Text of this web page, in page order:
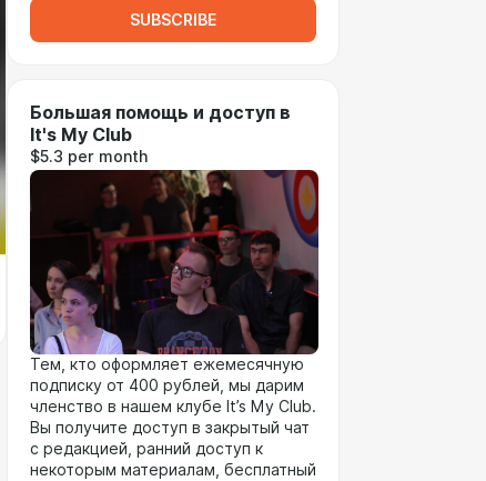
SUBSCRIBE
Большая помощь и доступ в
It's My Club
$5.3 per month
Тем, кто оформляет ежемесячную
подписку от 400 рублей, мы дарим
членство в нашем клубе It’s My Club.
Вы получите доступ в закрытый чат
с редакцией, ранний доступ к
некоторым материалам, бесплатный